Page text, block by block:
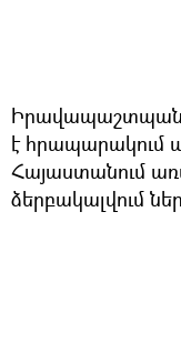
Իրավապաշտպան
է հրապարակում
Հայաստանում
ձերբակալվում